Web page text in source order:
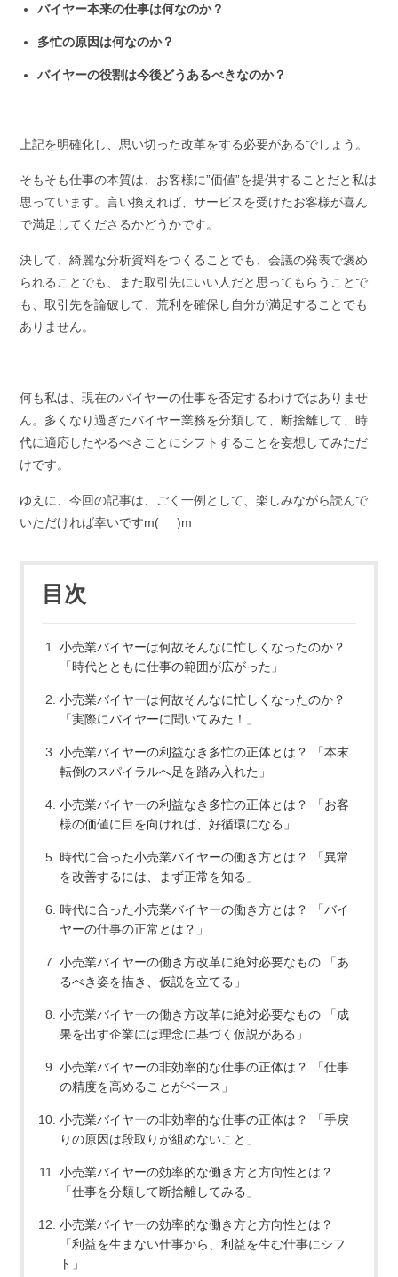
バイヤー本来の仕事は何なのか？
多忙の原因は何なのか？
バイヤーの役割は今後どうあるべきなのか？
上記を明確化し、思い切った改革をする必要があるでしょう。
そもそも仕事の本質は、お客様に”価値”を提供することだと私は
思っています。言い換えれば、サービスを受けたお客様が喜ん
で満足してくださるかどうかです。
決して、綺麗な分析資料をつくることでも、会議の発表で褒め
られることでも、また取引先にいい人だと思ってもらうことで
も、取引先を論破して、荒利を確保し自分が満足することでも
ありません。
何も私は、現在のバイヤーの仕事を否定するわけではありませ
ん。多くなり過ぎたバイヤー業務を分類して、断捨離して、時
代に適応したやるべきことにシフトすることを妄想してみただ
けです。
ゆえに、今回の記事は、ごく一例として、楽しみながら読んで
いただければ幸いですm(_ _)m
目次
小売業バイヤーは何故そんなに忙しくなったのか？
「時代とともに仕事の範囲が広がった」
小売業バイヤーは何故そんなに忙しくなったのか？
「実際にバイヤーに聞いてみた！」
小売業バイヤーの利益なき多忙の正体とは？ 「本末
転倒のスパイラルへ足を踏み入れた」
小売業バイヤーの利益なき多忙の正体とは？ 「お客
様の価値に目を向ければ、好循環になる」
時代に合った小売業バイヤーの働き方とは？ 「異常
を改善するには、まず正常を知る」
時代に合った小売業バイヤーの働き方とは？ 「バイ
ヤーの仕事の正常とは？」
小売業バイヤーの働き方改革に絶対必要なもの 「あ
るべき姿を描き、仮説を立てる」
小売業バイヤーの働き方改革に絶対必要なもの 「成
果を出す企業には理念に基づく仮説がある」
小売業バイヤーの非効率的な仕事の正体は？ 「仕事
の精度を高めることがベース」
小売業バイヤーの非効率的な仕事の正体は？ 「手戻
りの原因は段取りが組めないこと」
小売業バイヤーの効率的な働き方と方向性とは？
「仕事を分類して断捨離してみる」
小売業バイヤーの効率的な働き方と方向性とは？
「利益を生まない仕事から、利益を生む仕事にシフ
ト」